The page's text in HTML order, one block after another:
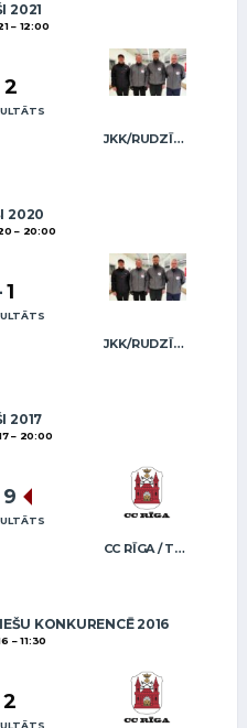
2021
12:00
JKK/RUDZĪTIS
2
2020
20:00
JKK/RUDZĪTIS
1
2017
20:00
CC RĪGA / TRUKŠĀNS
9
KONKURENCĒ 2016
11:30
2